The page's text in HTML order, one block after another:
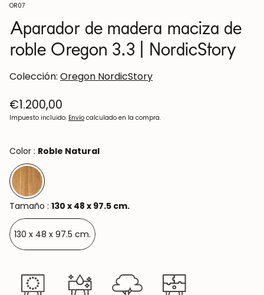
SKU:
OR07
Aparador de madera maciza de
roble Oregon 3.3 | NordicStory
Colección: Oregon NordicStory
Precio
regular
€1.200,00
Impuesto incluido. Envío calculado en la compra.
Color : Roble Natural
Tamaño : 130 x 48 x 97.5 cm.
130 x 48 x 97.5 cm.